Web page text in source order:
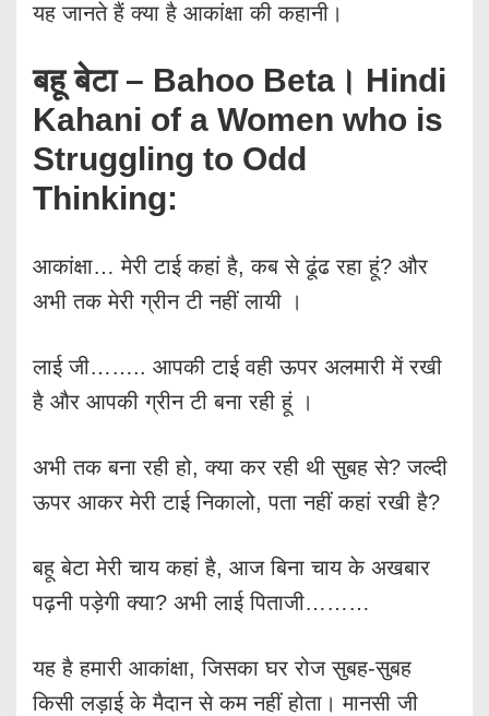
यह जानते हैं क्या है आकांक्षा की कहानी।
बहू बेटा – Bahoo Beta। Hindi
Kahani of a Women who is
Struggling to Odd
Thinking:
आकांक्षा… मेरी टाई कहां है, कब से ढूंढ रहा हूं? और
अभी तक मेरी ग्रीन टी नहीं लायी ।
लाई जी…….. आपकी टाई वही ऊपर अलमारी में रखी
है और आपकी ग्रीन टी बना रही हूं ।
अभी तक बना रही हो, क्या कर रही थी सुबह से? जल्दी
ऊपर आकर मेरी टाई निकालो, पता नहीं कहां रखी है?
बहू बेटा मेरी चाय कहां है, आज बिना चाय के अखबार
पढ़नी पड़ेगी क्या? अभी लाई पिताजी………
यह है हमारी आकांक्षा, जिसका घर रोज सुबह-सुबह
किसी लड़ाई के मैदान से कम नहीं होता। मानसी जी